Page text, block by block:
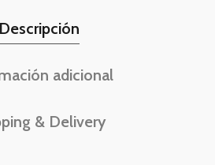
Descripción
adicional
& Delivery